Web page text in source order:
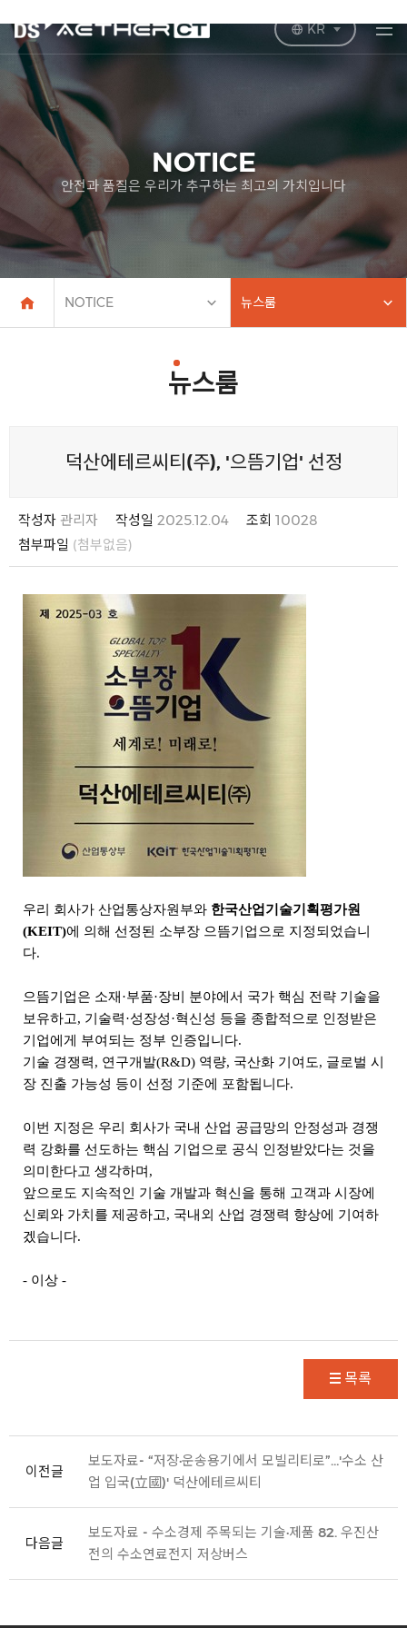
KR
NOTICE
안전과 품질은 우리가 추구하는 최고의 가치입니다
NOTICE 뉴스룸
뉴스룸
덕산에테르씨티(주), '으뜸기업' 선정
작성자 관리자 작성일 2025.12.04 조회 10028
첨부파일 (첨부없음)
우리 회사가 산업통상자원부와 한국산업기술기획평가원
(KEIT)에 의해 선정된 소부장 으뜸기업 으로 지정되었습니
다.
으뜸기업은 소재·부품·장비 분야에서 국가 핵심 전략 기술을
보유하고, 기술력·성장성·혁신성 등을 종합적으로 인정받은
기업에게 부여되는 정부 인증입니다.
기술 경쟁력, 연구개발(R&D) 역량, 국산화 기여도, 글로벌 시
장 진출 가능성 등이 선정 기준에 포함됩니다.
이번 지정은 우리 회사가 국내 산업 공급망의 안정성과 경쟁
력 강화를 선도하는 핵심 기업으로 공식 인정받았다는 것을
의미한다고 생각하며,
앞으로도 지속적인 기술 개발과 혁신을 통해 고객과 시장에
신뢰와 가치를 제공하고, 국내외 산업 경쟁력 향상에 기여하
겠습니다.
- 이상 -
목록
이전글
보도자료- “저장·운송용기에서 모빌리티로”…'수소 산
업 입국(立國)' 덕산에테르씨티
다음글
보도자료 - 수소경제 주목되는 기술·제품 82. 우진산
전의 수소연료전지 저상버스